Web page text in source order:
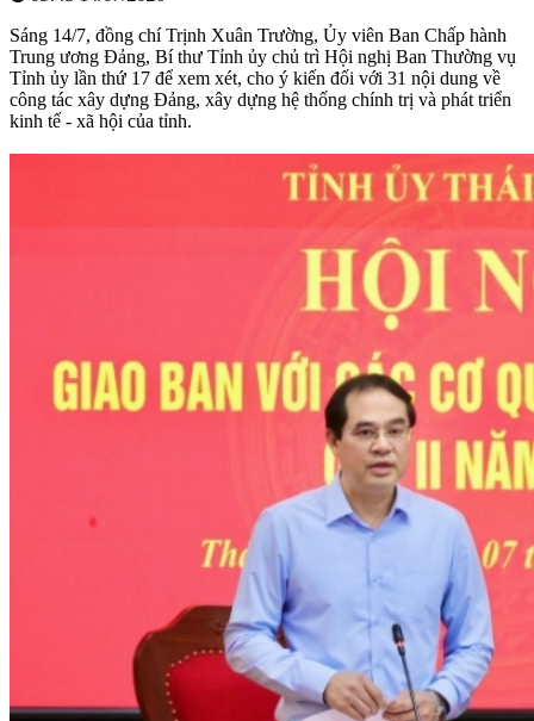
Sáng 14/7, đồng chí Trịnh Xuân Trường, Ủy viên Ban Chấp hành
Trung ương Đảng, Bí thư Tỉnh ủy chủ trì Hội nghị Ban Thường vụ
Tỉnh ủy lần thứ 17 để xem xét, cho ý kiến đối với 31 nội dung về
công tác xây dựng Đảng, xây dựng hệ thống chính trị và phát triển
kinh tế - xã hội của tỉnh.